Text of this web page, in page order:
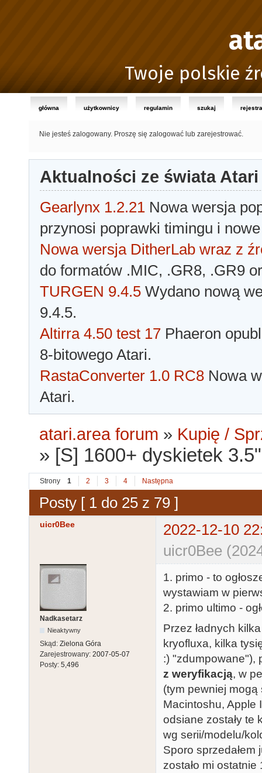
Twoje polskie
główna użytkownicy regulamin szukaj
Nie jesteś zalogowany. Proszę się zalogować lub zarejestrować.
Aktualności ze świata Atari
Gearlynx 1.2.21 Nowa wersja
przynosi poprawki timingu i
Nowa wersja DitherLab wraz z
do formatów .MIC, .GR8, .GR9
TURGEN 9.4.5 Wydano nową
9.4.5.
Altirra 4.50 test 17 Phaeron
8-bitowego Atari.
RastaConverter 1.0 RC8 Nowa
Atari.
atari.area forum » Kupię /
» [S] 1600+ dyskietek
Strony 1 2 3 4 Następna
Posty [ 1 do 25 z 79 ]
uicr0Bee
2022-12-10
uicr0Bee
Nadkasetarz
Nieaktywny
Skąd: Zielona Góra
Zarejestrowany: 2007-05-07
Posty: 5,496
1. primo - to
wystawiam w
2. primo ultimo -
Przez ładnych
kryofluxa, kilka
:) "zdumpowane"),
z weryfikacją, w
(tym pewniej
Macintoshu, Apple
odsiane zostały te
wg serii/modelu/
Sporo
zostało mi